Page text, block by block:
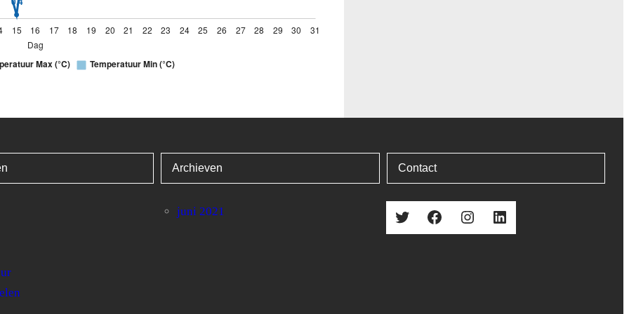
11.9
Archieven
juni 2021
Contact
Twitter Facebook Instagram LinkedIn